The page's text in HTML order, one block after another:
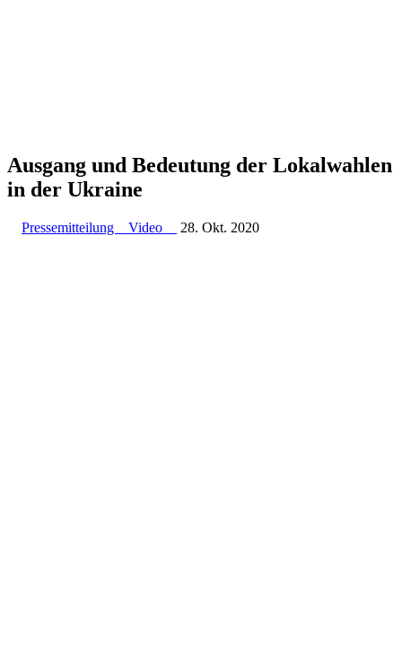
Ausgang und Bedeu­tung der Lokal­wah­len
in der Ukraine
Pressemitteilung Video 28. Okt. 2020